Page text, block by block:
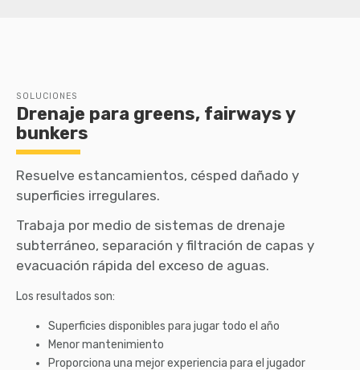
SOLUCIONES
Drenaje para greens, fairways y
bunkers
Resuelve estancamientos, césped dañado y
superficies irregulares.
Trabaja por medio de sistemas de drenaje
subterráneo, separación y filtración de capas y
evacuación rápida del exceso de aguas.
Los resultados son:
Superficies disponibles para jugar todo el año
Menor mantenimiento
Proporciona una mejor experiencia para el jugador